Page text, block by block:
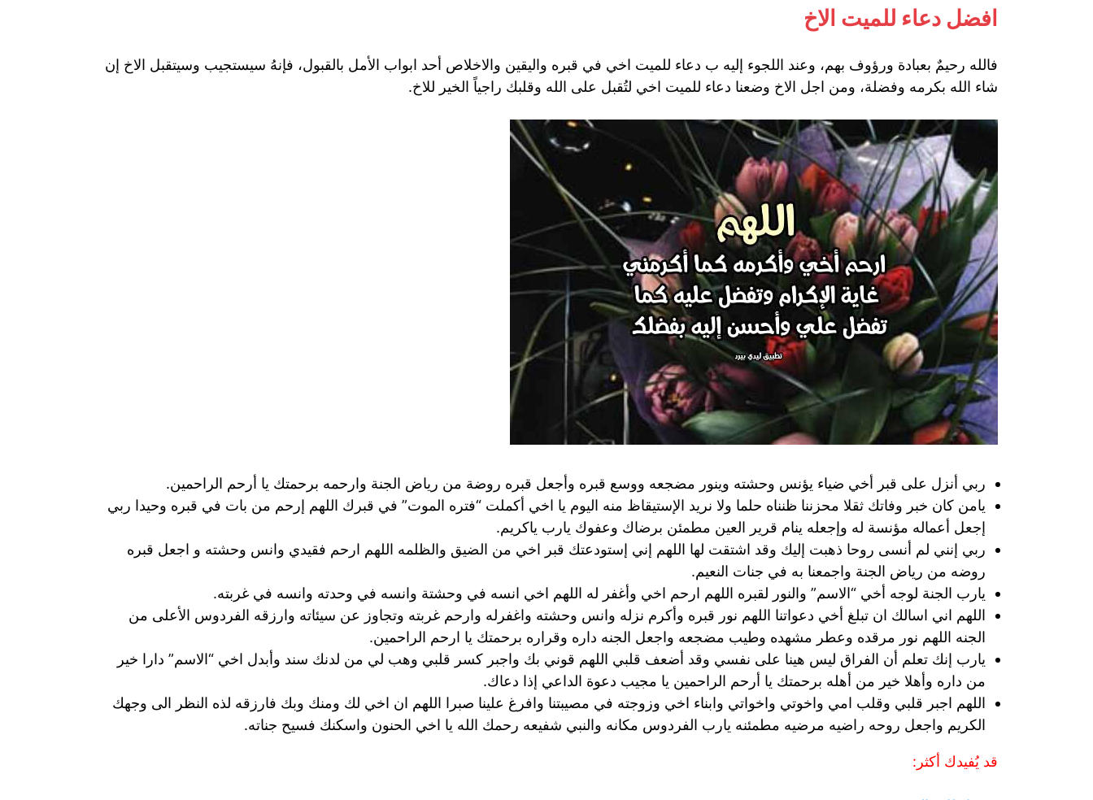
افضل دعاء للميت الاخ
فالله رحيمٌ بعبادة ورؤوف بهم، وعند اللجوء إليه ب دعاء للميت اخي في قبره واليقين والاخلاص أحد ابواب الأمل بالقبول، فإنهُ سيستجيب وسيتقبل الاخ إن
شاء الله بكرمه وفضلة، ومن اجل الاخ وضعنا دعاء للميت اخي لتُقبل على الله وقلبك راجياً الخير للاخ.
ربي أنزل على قبر أخي ضياء يؤنس وحشته وينور مضجعه ووسع قبره وأجعل قبره روضة من رياض الجنة وارحمه برحمتك يا أرحم الراحمين.
يامن كان خبر وفاتك ثقلا محزننا ظنناه حلما ولا نريد الإستيقاظ منه اليوم يا اخي أكملت “فتره الموت” في قبرك اللهم إرحم من بات في قبره وحيدا ربي
إجعل أعماله مؤنسة له وإجعله ينام قرير العين مطمئن برضاك وعفوك يارب ياكريم.
ربي إنني لم أنسى روحا ذهبت إليك وقد اشتقت لها اللهم إني إستودعتك قبر اخي من الضيق والظلمه اللهم ارحم فقيدي وانس وحشته و اجعل قبره
روضه من رياض الجنة واجمعنا به في جنات النعيم.
يارب الجنة لوجه أخي “الاسم” والنور لقبره اللهم ارحم اخي وأغفر له اللهم اخي انسه في وحشتة وانسه في وحدته وانسه في غربته.
اللهم اني اسالك ان تبلغ أخي دعواتنا اللهم نور قبره وأكرم نزله وانس وحشته واغفرله وارحم غربته وتجاوز عن سيئاته وارزقه الفردوس الأعلى من
الجنه اللهم نور مرقده وعطر مشهده وطيب مضجعه واجعل الجنه داره وقراره برحمتك يا ارحم الراحمين.
يارب إنك تعلم أن الفراق ليس هينا على نفسي وقد أضعف قلبي اللهم قوني بك واجبر كسر قلبي وهب لي من لدنك سند وأبدل اخي “الاسم” دارا خير
من داره وأهلا خير من أهله برحمتك يا أرحم الراحمين يا مجيب دعوة الداعي إذا دعاك.
اللهم اجبر قلبي وقلب امي واخوتي واخواتي وابناء اخي وزوجته في مصيبتنا وافرغ علينا صبرا اللهم ان اخي لك ومنك وبك فارزقه لذه النظر الى وجهك
الكريم واجعل روحه راضيه مرضيه مطمئنه يارب الفردوس مكانه والنبي شفيعه رحمك الله يا اخي الحنون واسكنك فسيح جناته.
قد يُفيدك أكثر: